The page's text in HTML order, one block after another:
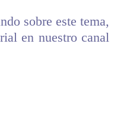
sobre este tema,
en nuestro canal